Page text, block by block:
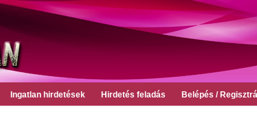
Ingatlan hirdetések Hirdetés feladás Belépés /